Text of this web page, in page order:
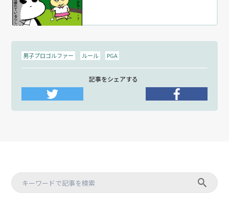
男子プロゴルファー ルール PGA
記事をシェアする